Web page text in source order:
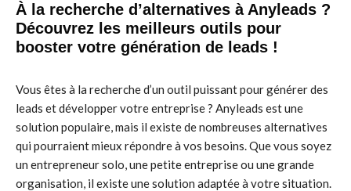
À la recherche d’alternatives à Anyleads ?
Découvrez les meilleurs outils pour
booster votre génération de leads !
Vous êtes à la recherche d’un outil puissant pour générer des
leads et développer votre entreprise ? Anyleads est une
solution populaire, mais il existe de nombreuses alternatives
qui pourraient mieux répondre à vos besoins. Que vous soyez
un entrepreneur solo, une petite entreprise ou une grande
organisation, il existe une solution adaptée à votre situation.